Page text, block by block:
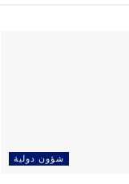
شؤون دولية